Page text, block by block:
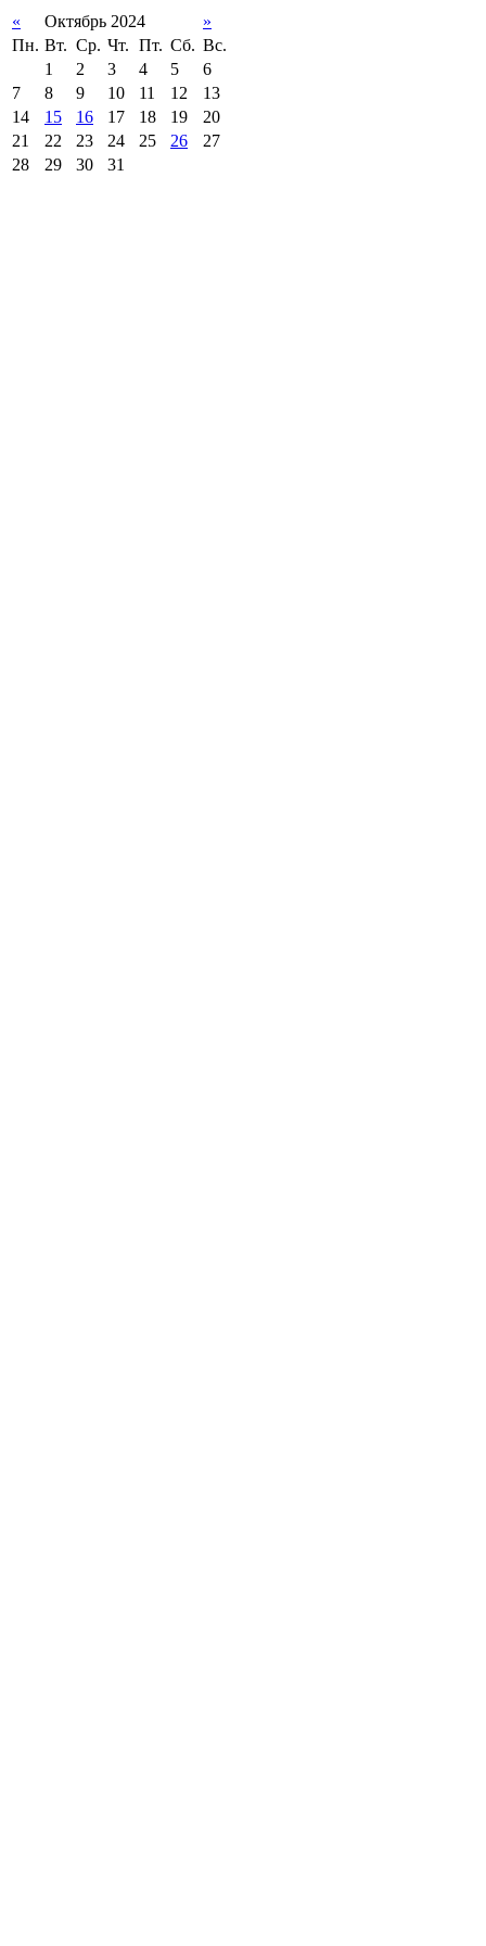
« Октябрь 2024
»
Пн. Вт. Ср. Чт. Пт. Сб. Вс.
1
2 3 4 5
6
7
8 9 10 11 12
13
14
15 16 17 18 19
20
21
22 23 24 25 26
27
28
29 30 31